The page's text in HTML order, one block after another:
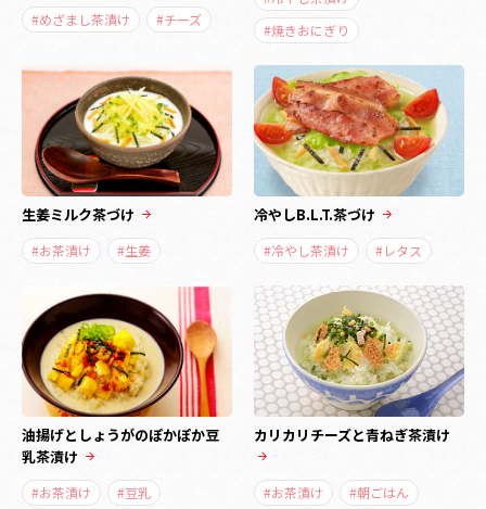
#めざまし茶漬け #チーズ
#焼きおにぎり
生姜ミルク茶づけ
#お茶漬け #生姜
冷やしB.L.T.茶づけ
#冷やし茶漬け #レタス
油揚げとしょうがのぽかぽか豆
乳茶漬け
#お茶漬け #豆乳
カリカリチーズと青ねぎ茶漬け
#お茶漬け #朝ごはん